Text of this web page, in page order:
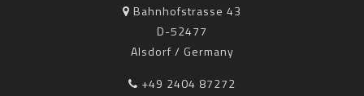
Bahnhofstrasse 43
D-52477
Alsdorf / Germany
+49 2404 87272